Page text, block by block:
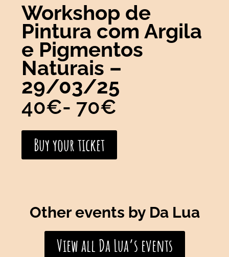
Workshop de
Pintura com Argila
e Pigmentos
Naturais –
29/03/25
40€- 70€
Buy your ticket
Other events by Da Lua
View all Da Lua’s events